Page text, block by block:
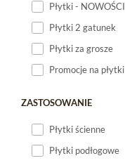
Płytki - NOWOŚCI
Płytki 2 gatunek
Płytki za grosze
Promocje na płytki
ZASTOSOWANIE
Płytki ścienne
Płytki podłogowe